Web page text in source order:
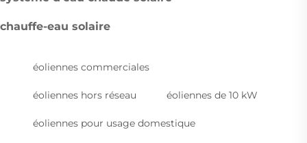
chauffe-eau solaire
éoliennes commerciales
éoliennes hors réseau éoliennes de 10 kW
éoliennes pour usage domestique